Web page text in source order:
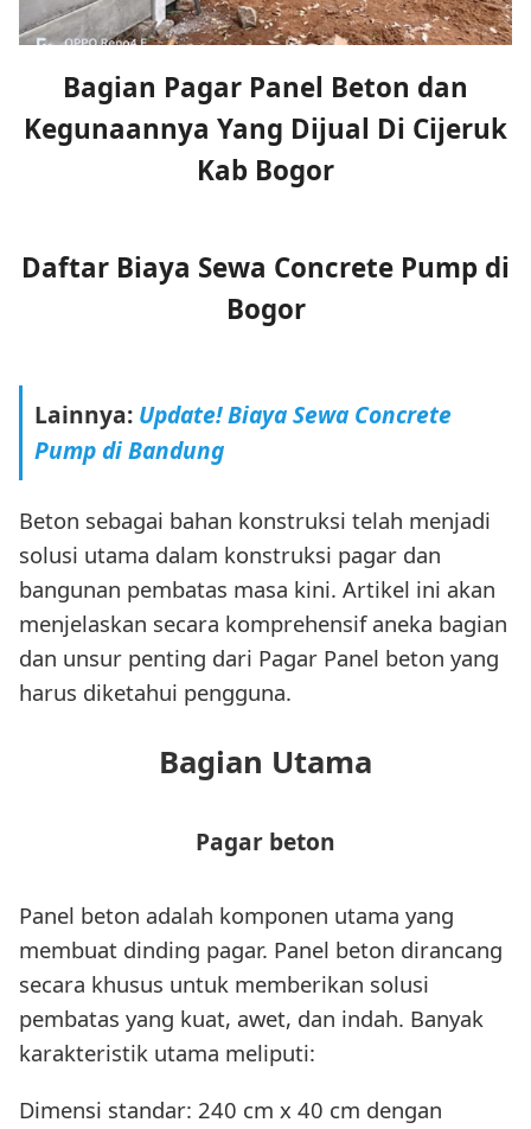
Bagian Pagar Panel Beton dan
Kegunaannya Yang Dijual Di Cijeruk
Kab Bogor
Daftar Biaya Sewa Concrete Pump di
Bogor
Lainnya: Update! Biaya Sewa Concrete
Pump di Bandung
Beton sebagai bahan konstruksi telah menjadi
solusi utama dalam konstruksi pagar dan
bangunan pembatas masa kini. Artikel ini akan
menjelaskan secara komprehensif aneka bagian
dan unsur penting dari Pagar Panel beton yang
harus diketahui pengguna.
Bagian Utama
Pagar beton
Panel beton adalah komponen utama yang
membuat dinding pagar. Panel beton dirancang
secara khusus untuk memberikan solusi
pembatas yang kuat, awet, dan indah. Banyak
karakteristik utama meliputi:
Dimensi standar: 240 cm x 40 cm dengan